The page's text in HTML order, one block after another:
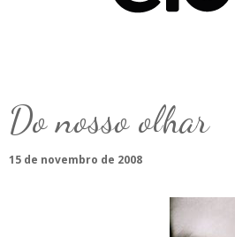
Do nosso olhar
15 de novembro de 2008